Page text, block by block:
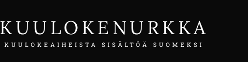
KUULOKENURKKA
KUULOKEAIHEISTA SISÄLTÖÄ SUOMEKSI